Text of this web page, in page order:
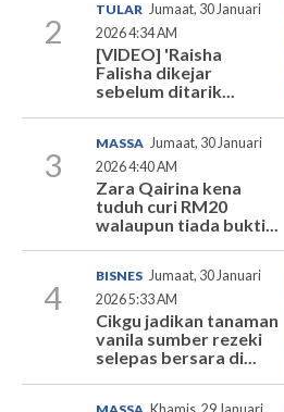
2
TULAR Jumaat, 30 Januari
2026 4:34 AM
[VIDEO] 'Raisha
Falisha dikejar
sebelum ditarik...
3
MASSA Jumaat, 30 Januari
2026 4:40 AM
Zara Qairina kena
tuduh curi RM20
walaupun tiada bukti...
4
BISNES Jumaat, 30 Januari
2026 5:33 AM
Cikgu jadikan tanaman
vanila sumber rezeki
selepas bersara di...